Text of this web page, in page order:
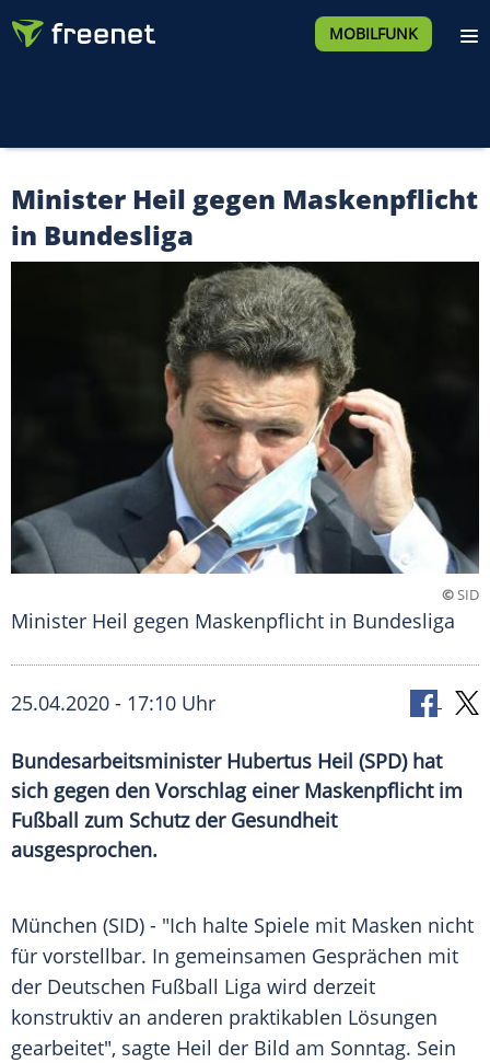
MOBILFUNK
Minister Heil gegen Maskenpflicht
in Bundesliga
©SID
Minister Heil gegen Maskenpflicht in Bundesliga
25.04.2020 - 17:10 Uhr
Bundesarbeitsminister Hubertus Heil (SPD) hat
sich gegen den Vorschlag einer Maskenpflicht im
Fußball zum Schutz der Gesundheit
ausgesprochen.
München (SID) - "Ich halte Spiele mit Masken nicht
für vorstellbar. In gemeinsamen Gesprächen mit
der Deutschen Fußball Liga wird derzeit
konstruktiv an anderen praktikablen Lösungen
gearbeitet", sagte Heil der Bild am Sonntag. Sein